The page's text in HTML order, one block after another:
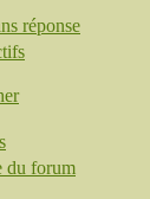
réponse
du forum